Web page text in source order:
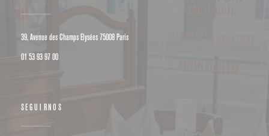
39, Avenue des Champs Elysées 75008 Paris((abre en una nueva ventana))
01 53 93 97 00
SEGUIRNOS